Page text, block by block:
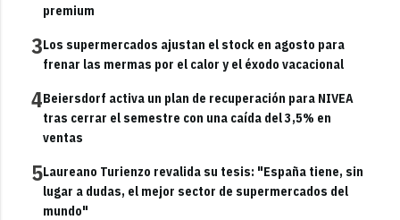
premium
3Los supermercados ajustan el stock en agosto para
frenar las mermas por el calor y el éxodo vacacional
4Beiersdorf activa un plan de recuperación para NIVEA
tras cerrar el semestre con una caída del 3,5% en
ventas
5Laureano Turienzo revalida su tesis: "España tiene, sin
lugar a dudas, el mejor sector de supermercados del
mundo"